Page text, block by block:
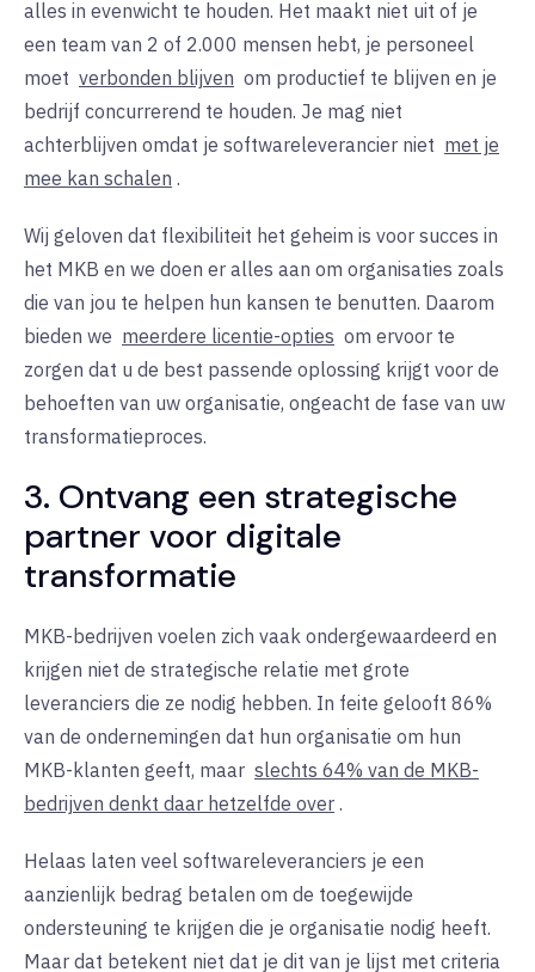
alles in evenwicht te houden. Het maakt niet uit of je
een team van 2 of 2.000 mensen hebt, je personeel
moet verbonden blijven om productief te blijven en je
bedrijf concurrerend te houden. Je mag niet
achterblijven omdat je softwareleverancier niet met je
mee kan schalen .
Wij geloven dat flexibiliteit het geheim is voor succes in
het MKB en we doen er alles aan om organisaties zoals
die van jou te helpen hun kansen te benutten. Daarom
bieden we meerdere licentie-opties om ervoor te
zorgen dat u de best passende oplossing krijgt voor de
behoeften van uw organisatie, ongeacht de fase van uw
transformatieproces.
3. Ontvang een strategische
partner voor digitale
transformatie
MKB-bedrijven voelen zich vaak ondergewaardeerd en
krijgen niet de strategische relatie met grote
leveranciers die ze nodig hebben. In feite gelooft 86%
van de ondernemingen dat hun organisatie om hun
MKB-klanten geeft, maar slechts 64% van de MKB-
bedrijven denkt daar hetzelfde over .
Helaas laten veel softwareleveranciers je een
aanzienlijk bedrag betalen om de toegewijde
ondersteuning te krijgen die je organisatie nodig heeft.
Maar dat betekent niet dat je dit van je lijst met criteria